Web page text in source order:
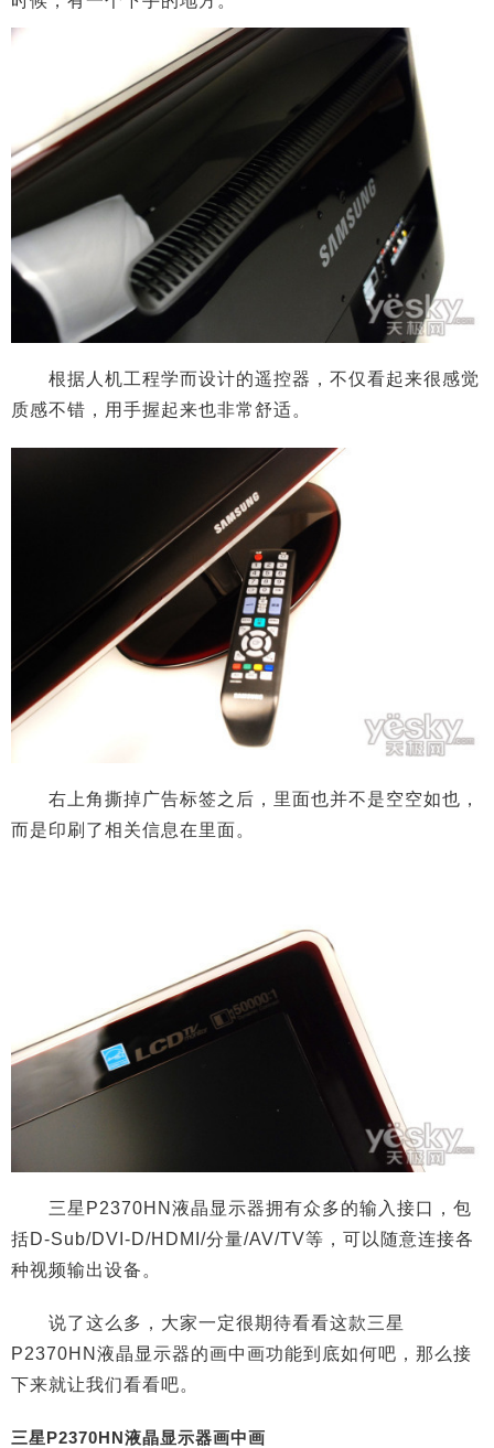
根据人机工程学而设计的遥控器，不仅看起来很感觉
质感不错，用手握起来也非常舒适。
右上角撕掉广告标签之后，里面也并不是空空如也，
而是印刷了相关信息在里面。
三星P2370HN液晶显示器拥有众多的输入接口，包
括D-Sub/DVI-D/HDMI/分量/AV/TV等，可以随意连接各
种视频输出设备。
说了这么多，大家一定很期待看看这款三星
P2370HN液晶显示器的画中画功能到底如何吧，那么接
下来就让我们看看吧。
三星P2370HN液晶显示器画中画